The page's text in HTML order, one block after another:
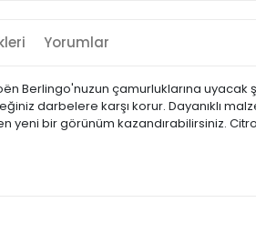
Yorumlar
Berlingo'nuzun çamurluklarına
darbelere karşı korur. Dayanıklı
yeni bir görünüm kazandırabilirsiniz.